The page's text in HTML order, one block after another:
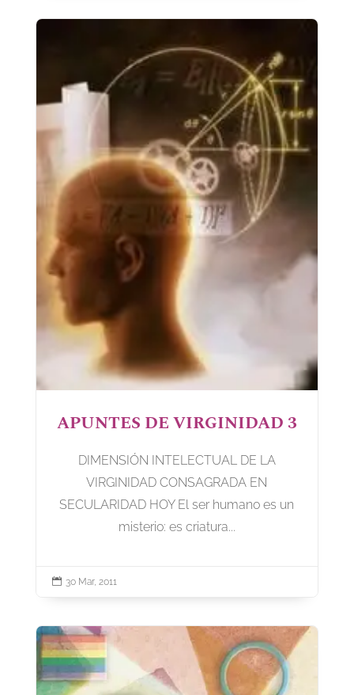
APUNTES DE VIRGINIDAD 3
DIMENSIÓN INTELECTUAL DE LA
VIRGINIDAD CONSAGRADA EN
SECULARIDAD HOY El ser humano es un
misterio: es criatura...
 30 Mar, 2011